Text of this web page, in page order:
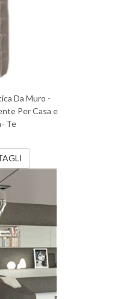
Da Muro -
Per Casa e
Te